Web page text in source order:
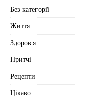
Без категорії
Життя
Здоров'я
Притчі
Рецепти
Цікаво